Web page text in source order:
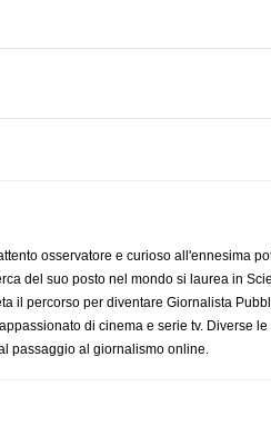
osservatore e curioso all'ennesima
del suo posto nel mondo si laurea in
il percorso per diventare Giornalista
di cinema e serie tv. Diverse le
passaggio al giornalismo online.